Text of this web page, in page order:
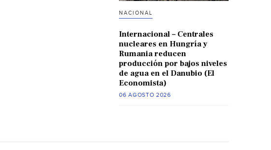
NACIONAL
Internacional – Centrales
nucleares en Hungría y
Rumania reducen
producción por bajos niveles
de agua en el Danubio (El
Economista)
06 AGOSTO 2026